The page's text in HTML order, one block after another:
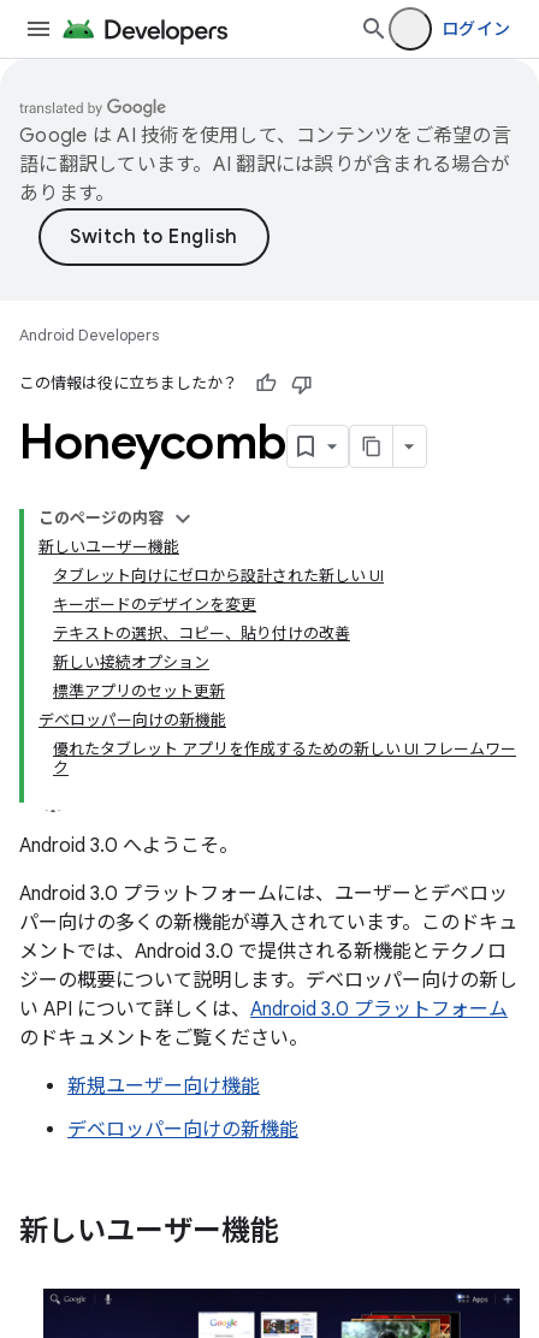
ログイン
Google は AI 技術を使用して、コンテンツをご希望の言
語に翻訳しています。AI 翻訳には誤りが含まれる場合が
あります。
Android Developers
この情報は役に立ちましたか？
Honeycomb
このページの内容
新しいユーザー機能
タブレット向けにゼロから設計された新しい UI
キーボードのデザインを変更
テキストの選択、コピー、貼り付けの改善
新しい接続オプション
標準アプリのセット更新
デベロッパー向けの新機能
優れたタブレット アプリを作成するための新しい UI フレームワー
ク
Android 3.0 へようこそ。
Android 3.0 プラットフォームには、ユーザーとデベロッ
パー向けの多くの新機能が導入されています。このドキュ
メントでは、Android 3.0 で提供される新機能とテクノロ
ジーの概要について説明します。デベロッパー向けの新し
い API について詳しくは、 Android 3.0 プラットフォーム
のドキュメントをご覧ください。
新規ユーザー向け機能
デベロッパー向けの新機能
新しいユーザー機能